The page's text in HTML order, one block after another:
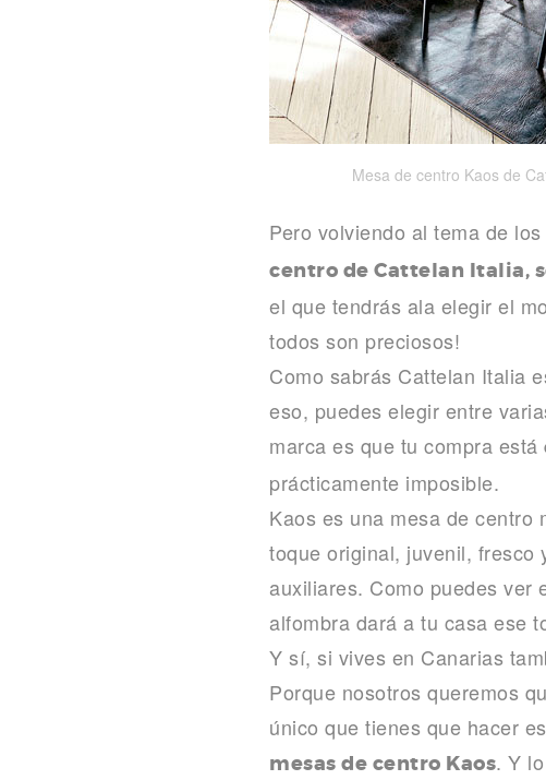
Mesa de centro Kaos de
Pero volviendo al tema de
centro de Cattelan Italia,
el que tendrás ala elegir el
todos son preciosos!
Como sabrás Cattelan Italia
eso, puedes elegir entre
marca es que tu compra está
prácticamente imposible.
Kaos es una mesa de centro
toque original, juvenil, fresco
auxiliares. Como puedes ver
alfombra dará a tu casa ese
Y sí, si vives en Canarias
Porque nosotros queremos
único que tienes que hacer
mesas de centro Kaos. Y